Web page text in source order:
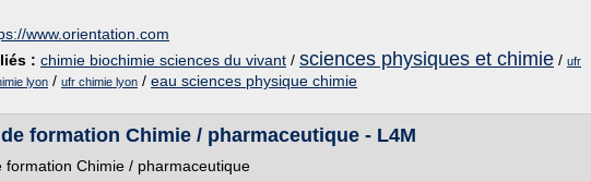
www.orientation.com
: chimie biochimie sciences du vivant / sciences physiques et chimie / ufr
lyon / ufr chimie lyon / eau sciences physique chimie
formation Chimie / pharmaceutique - L4M
formation Chimie / pharmaceutique